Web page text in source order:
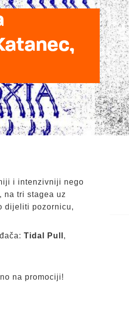
i intenzivniji nego
, na tri stagea uz
dijeliti pozornicu,
Tidal Pull ,
na promociji!